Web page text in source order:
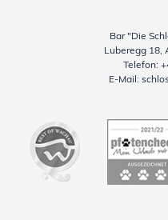
Bar "Die
Luberegg 18,
Telefon:
E-Mail: